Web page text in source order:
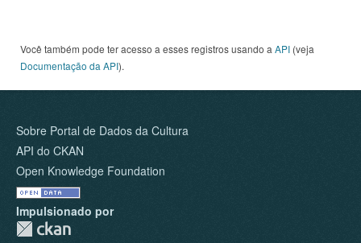
Você também pode ter acesso a esses registros usando a API (veja
Documentação da API).
Sobre Portal de Dados da Cultura
API do CKAN
Open Knowledge Foundation
Impulsionado por